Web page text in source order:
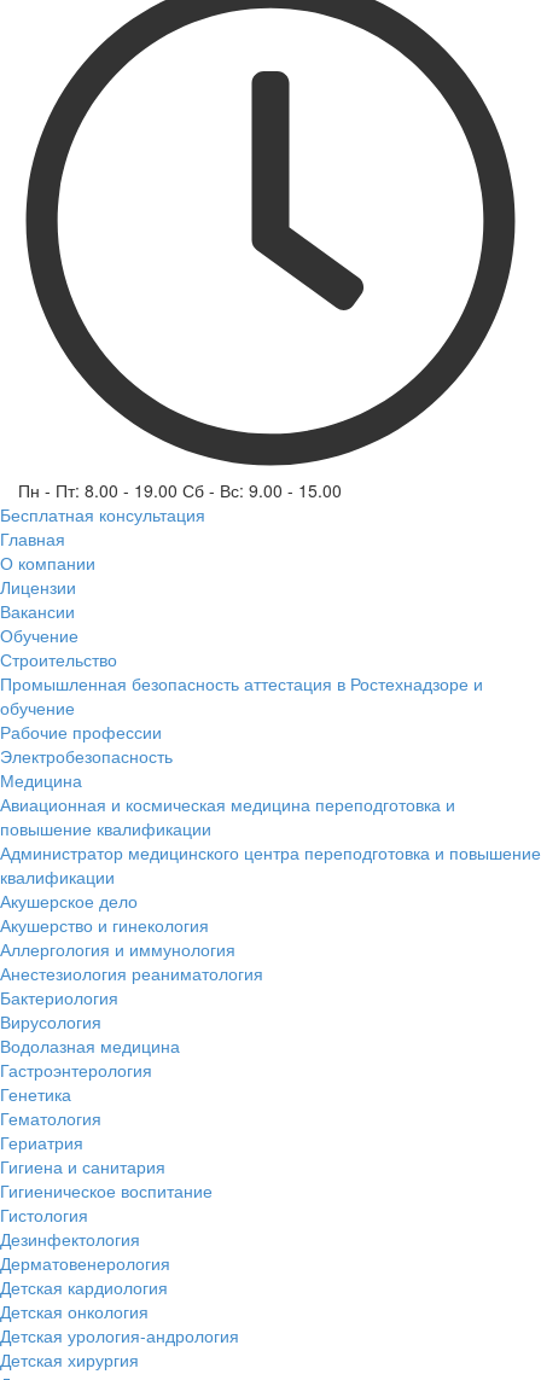
Пн - Пт: 8.00 - 19.00 Сб - Вс: 9.00 - 15.00
Бесплатная консультация
Главная
О компании
Лицензии
Вакансии
Обучение
Строительство
Промышленная безопасность аттестация в Ростехнадзоре и
обучение
Рабочие профессии
Электробезопасность
Медицина
Авиационная и космическая медицина переподготовка и
повышение квалификации
Администратор медицинского центра переподготовка и повышение
квалификации
Акушерское дело
Акушерство и гинекология
Аллергология и иммунология
Анестезиология реаниматология
Бактериология
Вирусология
Водолазная медицина
Гастроэнтерология
Генетика
Гематология
Гериатрия
Гигиена и санитария
Гигиеническое воспитание
Гистология
Дезинфектология
Дерматовенерология
Детская кардиология
Детская онкология
Детская урология-андрология
Детская хирургия